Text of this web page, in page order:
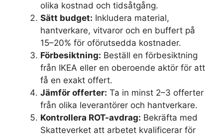
olika kostnad och tidsåtgång.
Sätt budget: Inkludera material,
hantverkare, vitvaror och en buffert på
15–20% för oförutsedda kostnader.
Förbesiktning: Beställ en förbesiktning
från IKEA eller en oberoende aktör för att
få en exakt offert.
Jämför offerter: Ta in minst 2–3 offerter
från olika leverantörer och hantverkare.
Kontrollera ROT-avdrag: Bekräfta med
Skatteverket att arbetet kvalificerar för